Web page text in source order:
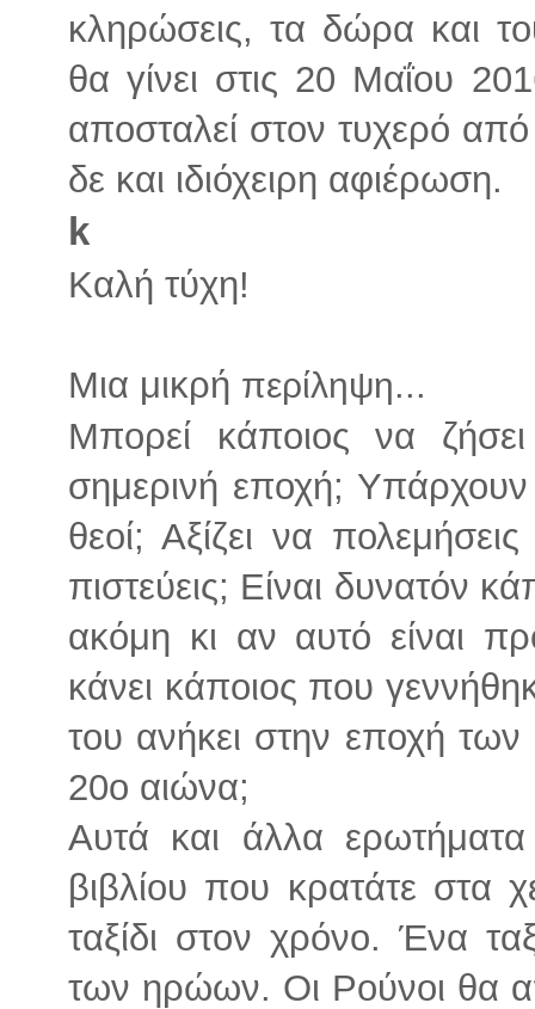
κληρώσεις, τα δώρα και
θα γίνει στις 20 Μαΐου
αποσταλεί στον τυχερό
δε και ιδιόχειρη αφιέρωση.
k
Καλή τύχη!
Μια μικρή περίληψη...
Μπορεί κάποιος να
σημερινή εποχή; Υπάρχουν
θεοί; Αξίζει να
πιστεύεις; Είναι δυνατόν
ακόμη κι αν αυτό είναι
κάνει κάποιος που
του ανήκει στην εποχή των
20ο αιώνα;
Αυτά και άλλα ερωτήματα
βιβλίου που κρατάτε στα
ταξίδι στον χρόνο. Ένα
των ηρώων. Οι Ρούνοι θα